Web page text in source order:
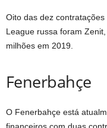
Oito das dez
League russa foram
milhões em 2019.
Fenerbahçe
O Fenerbahçe está